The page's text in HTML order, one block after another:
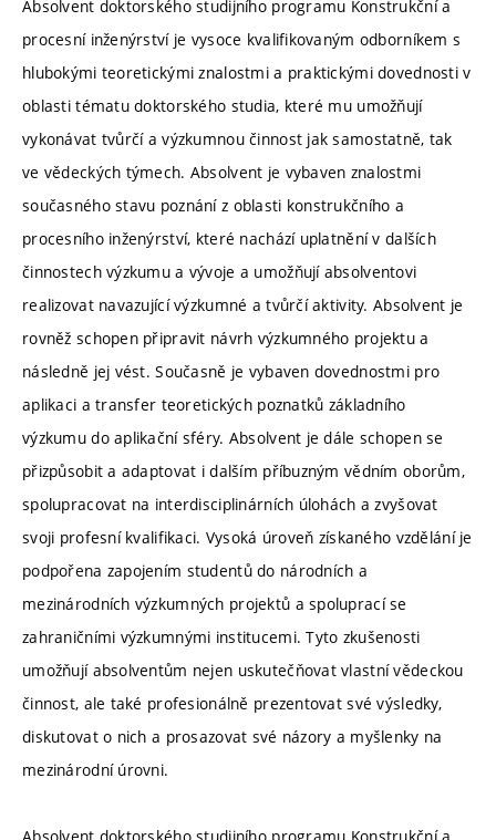
Absolvent doktorského studijního programu Konstrukční a
procesní inženýrství je vysoce kvalifikovaným odborníkem s
hlubokými teoretickými znalostmi a praktickými dovednosti v
oblasti tématu doktorského studia, které mu umožňují
vykonávat tvůrčí a výzkumnou činnost jak samostatně, tak
ve vědeckých týmech. Absolvent je vybaven znalostmi
současného stavu poznání z oblasti konstrukčního a
procesního inženýrství, které nachází uplatnění v dalších
činnostech výzkumu a vývoje a umožňují absolventovi
realizovat navazující výzkumné a tvůrčí aktivity. Absolvent je
rovněž schopen připravit návrh výzkumného projektu a
následně jej vést. Současně je vybaven dovednostmi pro
aplikaci a transfer teoretických poznatků základního
výzkumu do aplikační sféry. Absolvent je dále schopen se
přizpůsobit a adaptovat i dalším příbuzným vědním oborům,
spolupracovat na interdisciplinárních úlohách a zvyšovat
svoji profesní kvalifikaci. Vysoká úroveň získaného vzdělání je
podpořena zapojením studentů do národních a
mezinárodních výzkumných projektů a spoluprací se
zahraničními výzkumnými institucemi. Tyto zkušenosti
umožňují absolventům nejen uskutečňovat vlastní vědeckou
činnost, ale také profesionálně prezentovat své výsledky,
diskutovat o nich a prosazovat své názory a myšlenky na
mezinárodní úrovni.